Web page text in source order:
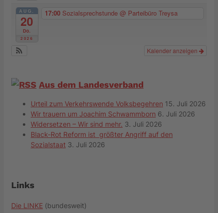
AUG.
20
Do.
2026
17:00 Sozialsprechstunde @ Parteibüro Treysa
Kalender anzeigen
Aus dem Landesverband
Urteil zum Verkehrswende Volksbegehren 15. Juli 2026
Wir trauern um Joachim Schwammborn 6. Juli 2026
Widersetzen – Wir sind mehr. 3. Juli 2026
Black-Rot Reform ist größter Angriff auf den
Sozialstaat 3. Juli 2026
Links
Die LINKE (bundesweit)